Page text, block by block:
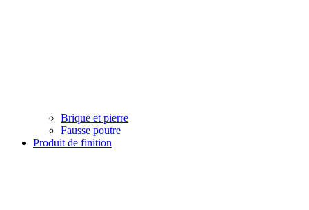
Brique et pierre
Fausse poutre
Produit de finition